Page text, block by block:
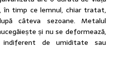
timp ce lemnul, chiar tratat,
câteva sezoane. Metalul
și nu se deformează,
de umiditate sau